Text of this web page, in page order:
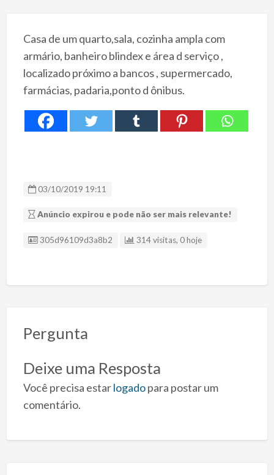
Casa de um quarto,sala, cozinha ampla com
armário, banheiro blindex e área d serviço ,
localizado próximo a bancos , supermercado,
farmácias, padaria,ponto d ônibus.
03/10/2019 19:11
Anúncio expirou e pode não ser mais relevante!
ID Anúncio
305d96109d3a8b2 314 visitas, 0 hoje
Pergunta
Deixe uma Resposta
Você precisa estarlogadopara postar um
comentário.